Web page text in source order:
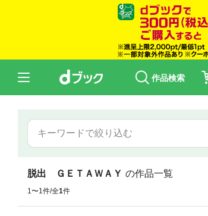
作品検索
脱出 ＧＥＴＡＷＡＹ の作品一覧
1〜1件/全1件